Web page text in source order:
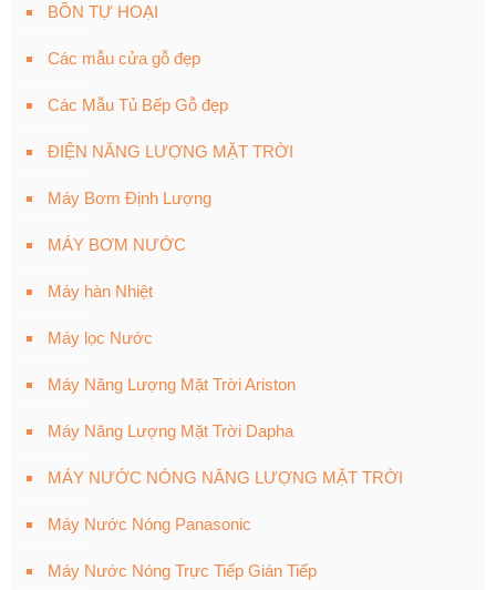
BỒN TỰ HOẠI
Các mẫu cửa gỗ đẹp
Các Mẫu Tủ Bếp Gỗ đẹp
ĐIỆN NĂNG LƯỢNG MẶT TRỜI
Máy Bơm Định Lượng
MÁY BƠM NƯỚC
Máy hàn Nhiệt
Máy lọc Nước
Máy Năng Lượng Mặt Trời Ariston
Máy Năng Lượng Mặt Trời Dapha
MÁY NƯỚC NÓNG NĂNG LƯỢNG MẶT TRỜI
Máy Nước Nóng Panasonic
Máy Nước Nóng Trực Tiếp Gián Tiếp